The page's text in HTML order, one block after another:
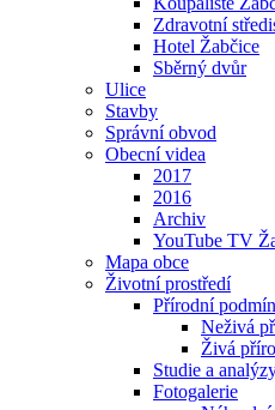
Zdravotní
Hotel Žabčice
Sběrný dvůr
Ulice
Stavby
Správní obvod
Obecní videa
2017
2016
Archiv
YouTube TV
Mapa obce
Životní prostředí
Přírodní
Neživá
Živá
Studie a
Fotogalerie